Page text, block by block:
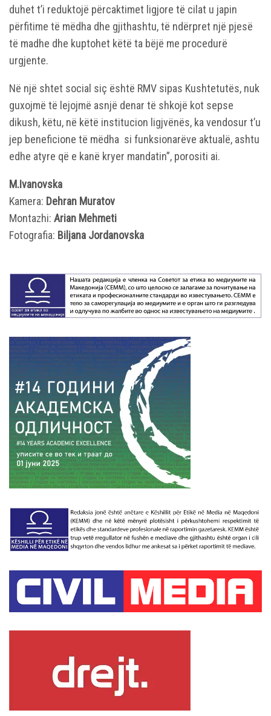
duhet t’i reduktojë përcaktimet ligjore të cilat u japin
përfitime të mëdha dhe gjithashtu, të ndërpret një pjesë
të madhe dhe kuptohet këtë ta bëjë me procedurë
urgjente.
Në një shtet social siç është RMV sipas Kushtetutës, nuk
guxojmë të lejojmë asnjë denar të shkojë kot sepse
dikush, këtu, në këtë institucion ligjvënës, ka vendosur t’u
jep beneficione të mëdha si funksionarëve aktualë, ashtu
edhe atyre që e kanë kryer mandatin”, porositi ai.
M.Ivanovska
Kamera: Dehran Muratov
Montazhi: Arian Mehmeti
Fotografia: Biljana Jordanovska